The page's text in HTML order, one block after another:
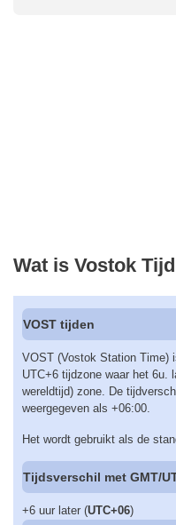
Wat is Vostok Tijd
VOST tijden
VOST (Vostok Station Time)
UTC+6 tijdzone waar het 6u.
wereldtijd) zone. De
weergegeven als +06:00.
Het wordt gebruikt als de
Tijdsverschil met GMT/
+6 uur later (UTC+06)